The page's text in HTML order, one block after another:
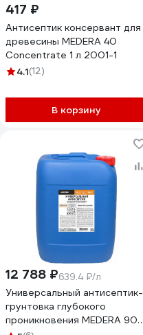
417 ₽
Антисептик консервант для
древесины MEDERA 40
Concentrate 1 л 2001-1
4.1(12)
В корзину
12 788 ₽639.4 ₽/л
Универсальный антисептик-
грунтовка глубокого
проникновения MEDERA 90